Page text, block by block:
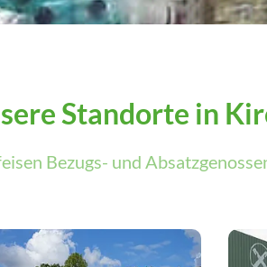
Standorte in
Bezugs- und